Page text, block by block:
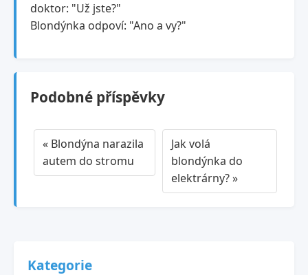
doktor: "Už jste?"
Blondýnka odpoví: "Ano a vy?"
Podobné příspěvky
« Blondýna narazila
autem do stromu
Jak volá
blondýnka do
elektrárny? »
Kategorie